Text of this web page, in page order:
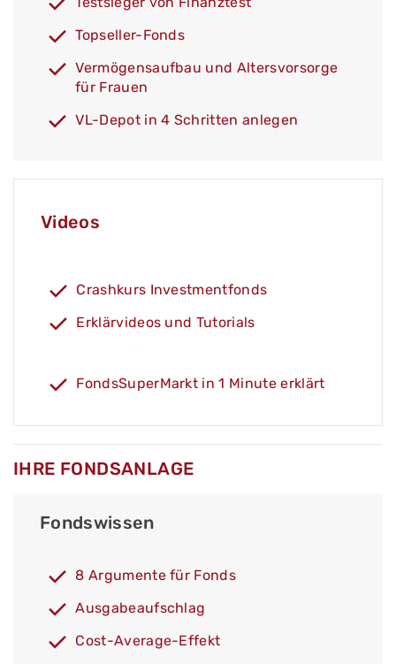
Topseller-Fonds
Vermögensaufbau und Altersvorsorge
für Frauen
VL-Depot in 4 Schritten anlegen
Videos
Crashkurs Investmentfonds
Erklärvideos und Tutorials
FondsSuperMarkt in 1 Minute erklärt
IHRE FONDSANLAGE
Fondswissen
8 Argumente für Fonds
Ausgabeaufschlag
Cost-Average-Effekt